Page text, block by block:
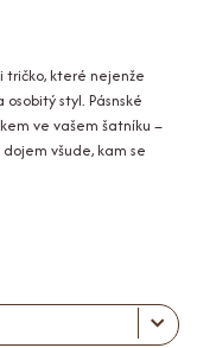
tričko, které nejenže
styl. Pásnské
ve vašem šatníku –
všude, kam se